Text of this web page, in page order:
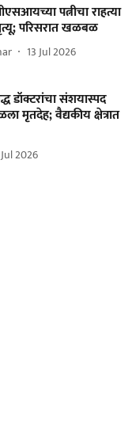
पत्नीचा राहत्या
परिसरात खळबळ
13 Jul 2026
डॉक्टरांचा संशयास्पद
मृतदेह; वैद्यकीय क्षेत्रात
2026